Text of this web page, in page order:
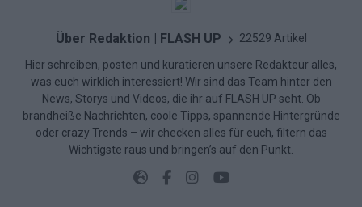
Über Redaktion | FLASH UP 22529 Artikel
Hier schreiben, posten und kuratieren unsere Redakteur alles,
was euch wirklich interessiert! Wir sind das Team hinter den
News, Storys und Videos, die ihr auf FLASH UP seht. Ob
brandheiße Nachrichten, coole Tipps, spannende Hintergründe
oder crazy Trends – wir checken alles für euch, filtern das
Wichtigste raus und bringen’s auf den Punkt.